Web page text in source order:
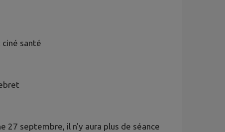
santé
27 septembre, il n'y aura plus de séance